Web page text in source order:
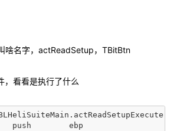
啥名字，actReadSetup，TBitBtn
，看看是执行了什么
push        ebp